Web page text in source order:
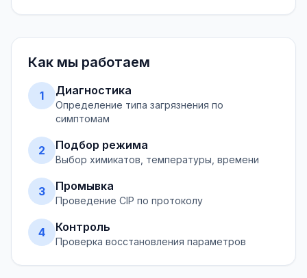
Как мы работаем
1 Диагностика
Определение типа загрязнения по
симптомам
2 Подбор режима
Выбор химикатов, температуры, времени
3 Промывка
Проведение CIP по протоколу
4 Контроль
Проверка восстановления параметров